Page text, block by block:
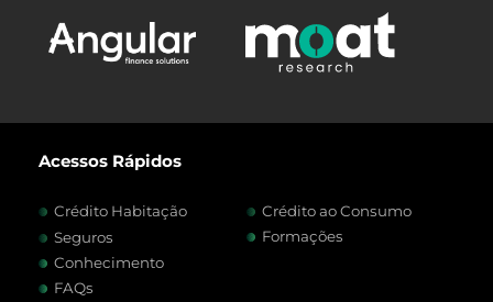
Acessos Rápidos
Crédito Habitação
Crédito ao Consumo
Seguros
Formações
Conhecimento
FAQs